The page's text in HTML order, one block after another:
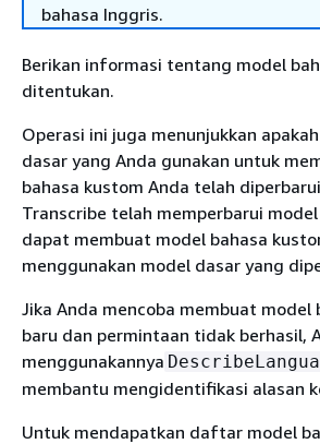
bahasa Inggris.
Berikan informasi tentang model
ditentukan.
Operasi ini juga menunjukkan
dasar yang Anda gunakan untuk
bahasa kustom Anda telah
Transcribe telah memperbarui
dapat membuat model bahasa
menggunakan model dasar yang
Jika Anda mencoba membuat model
baru dan permintaan tidak berhasil,
menggunakannya
membantu mengidentifikasi alasan
Untuk mendapatkan daftar model